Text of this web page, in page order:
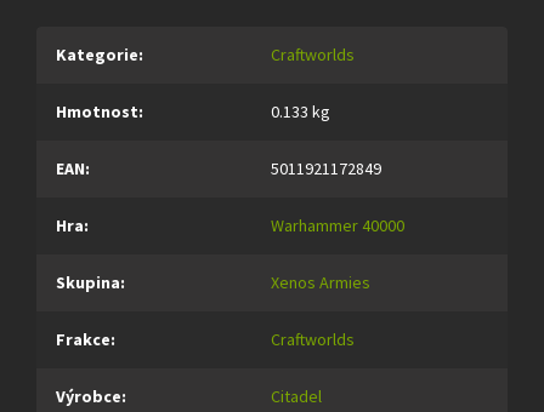
Kategorie: Craftworlds
Hmotnost: 0.133 kg
EAN: 5011921172849
Hra: Warhammer 40000
Skupina: Xenos Armies
Frakce: Craftworlds
Výrobce: Citadel